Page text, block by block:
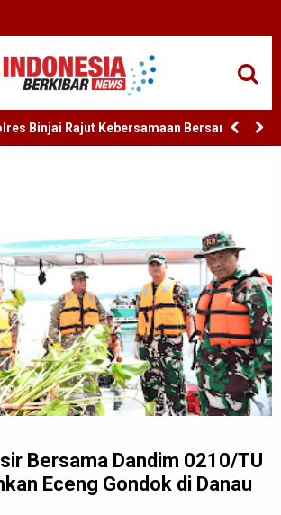
Binjai Rajut Kebersamaan Bersama
Ojek Online Kota Binjai
Bersama Dandim 0210/TU
Eceng Gondok di Danau